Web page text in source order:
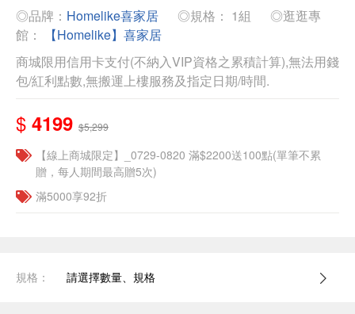
◎品牌： Homelike喜家居 ◎規格： 1組
◎逛逛專
館：
【Homelike】喜家居
商城限用信用卡支付(不納入VIP資格之累積計算),無法用錢
包/紅利點數,無搬運上樓服務及指定日期/時間.
$ 4199 $5,299
【線上商城限定】_0729-0820 滿$2200送100點(單筆不累
贈，每人期間最高贈5次)
滿5000享92折
規格： 請選擇數量、規格